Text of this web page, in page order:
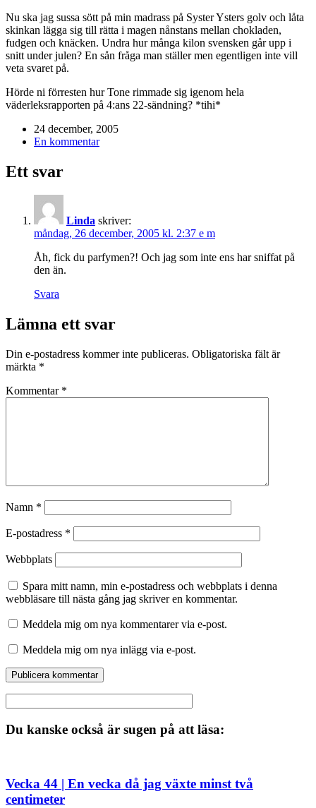
Nu ska jag sussa sött på min madrass på Syster Ysters golv och låta
skinkan lägga sig till rätta i magen nånstans mellan chokladen,
fudgen och knäcken. Undra hur många kilon svensken går upp i
snitt under julen? En sån fråga man ställer men egentligen inte vill
veta svaret på.
Hörde ni förresten hur Tone rimmade sig igenom hela
väderleksrapporten på 4:ans 22-sändning? *tihi*
24 december, 2005
En kommentar
Ett svar
Linda skriver:
måndag, 26 december, 2005 kl. 2:37 e m
Åh, fick du parfymen?! Och jag som inte ens har sniffat på
den än.
Svara
Lämna ett svar
Din e-postadress kommer inte publiceras. Obligatoriska fält är
märkta *
Kommentar *
Namn *
E-postadress *
Webbplats
Spara mitt namn, min e-postadress och webbplats i denna
webbläsare till nästa gång jag skriver en kommentar.
Meddela mig om nya kommentarer via e-post.
Meddela mig om nya inlägg via e-post.
Du kanske också är sugen på att läsa:
Vecka 44 | En vecka då jag växte minst två
centimeter